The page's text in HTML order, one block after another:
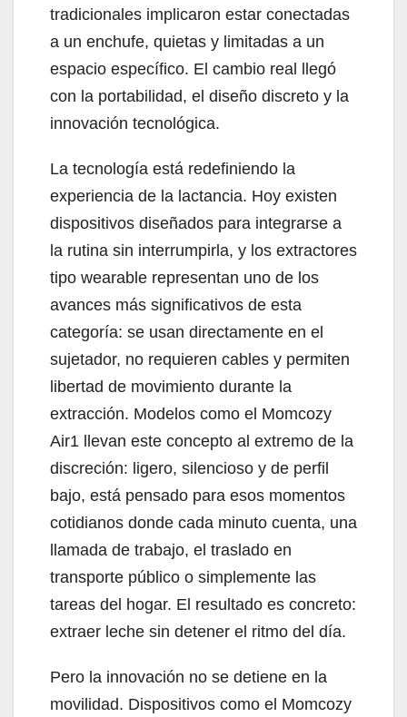
tradicionales implicaron estar conectadas
a un enchufe, quietas y limitadas a un
espacio específico. El cambio real llegó
con la portabilidad, el diseño discreto y la
innovación tecnológica.
La tecnología está redefiniendo la
experiencia de la lactancia. Hoy existen
dispositivos diseñados para integrarse a
la rutina sin interrumpirla, y los extractores
tipo wearable representan uno de los
avances más significativos de esta
categoría: se usan directamente en el
sujetador, no requieren cables y permiten
libertad de movimiento durante la
extracción. Modelos como el Momcozy
Air1 llevan este concepto al extremo de la
discreción: ligero, silencioso y de perfil
bajo, está pensado para esos momentos
cotidianos donde cada minuto cuenta, una
llamada de trabajo, el traslado en
transporte público o simplemente las
tareas del hogar. El resultado es concreto:
extraer leche sin detener el ritmo del día.
Pero la innovación no se detiene en la
movilidad. Dispositivos como el Momcozy